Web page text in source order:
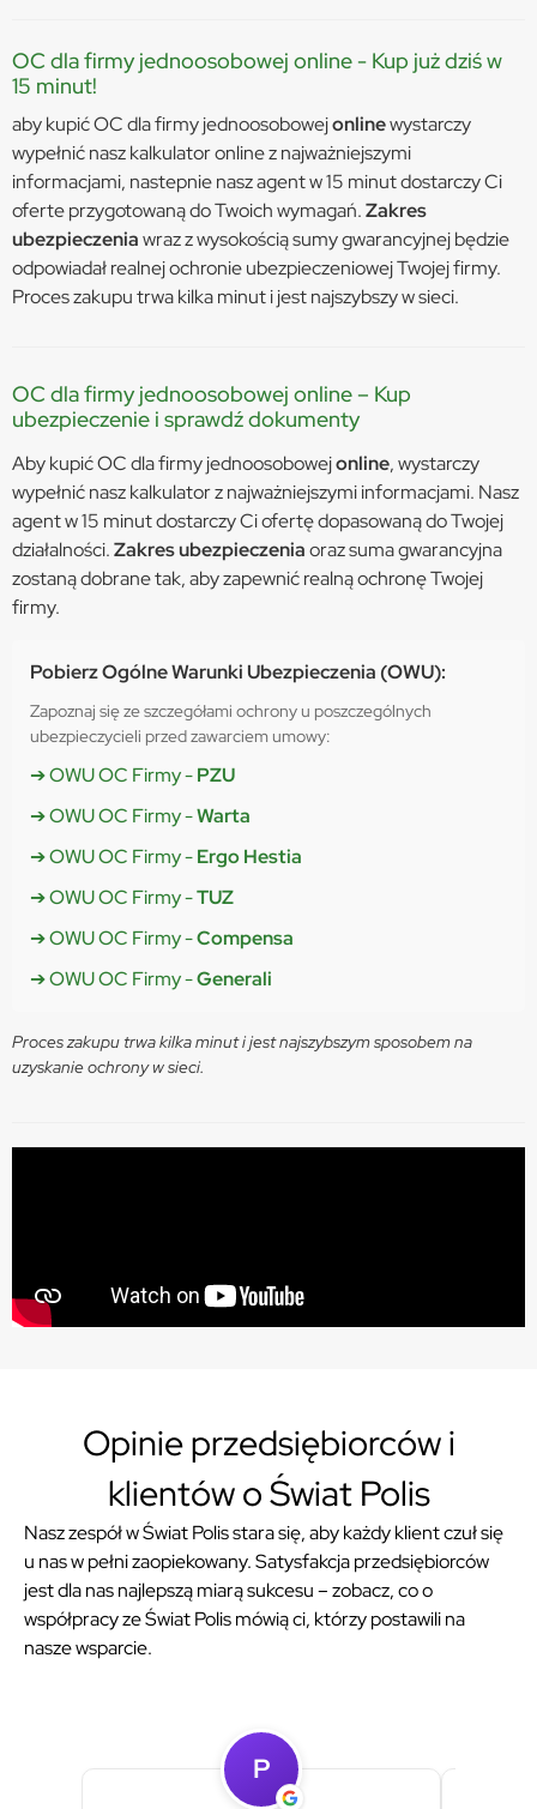
OC dla firmy jednoosobowej online - Kup już dziś w
15 minut!
aby kupić OC dla firmy jednoosobowejonlinewystarczy
wypełnić nasz kalkulator online z najważniejszymi
informacjami, nastepnie nasz agent w 15 minut dostarczy Ci
oferte przygotowaną do Twoich wymagań.Zakres
ubezpieczeniawraz z wysokością sumy gwarancyjnej będzie
odpowiadał realnej ochronie ubezpieczeniowej Twojej firmy.
Proces zakupu trwa kilka minut i jest najszybszy w sieci.
OC dla firmy jednoosobowej online – Kup
ubezpieczenie i sprawdź dokumenty
Aby kupić OC dla firmy jednoosobowejonline, wystarczy
wypełnić nasz kalkulator z najważniejszymi informacjami. Nasz
agent w 15 minut dostarczy Ci ofertę dopasowaną do Twojej
działalności.Zakres ubezpieczeniaoraz suma gwarancyjna
zostaną dobrane tak, aby zapewnić realną ochronę Twojej
firmy.
Pobierz Ogólne Warunki Ubezpieczenia (OWU):
Zapoznaj się ze szczegółami ochrony u poszczególnych
ubezpieczycieli przed zawarciem umowy:
➔ OWU OC Firmy -PZU
➔ OWU OC Firmy -Warta
➔ OWU OC Firmy -Ergo Hestia
➔ OWU OC Firmy -TUZ
➔ OWU OC Firmy -Compensa
➔ OWU OC Firmy -Generali
Proces zakupu trwa kilka minut i jest najszybszym sposobem na
uzyskanie ochrony w sieci.
Opinie przedsiębiorców i
klientów o Świat Polis
Nasz zespół w Świat Polis stara się, aby każdy klient czuł się
u nas w pełni zaopiekowany. Satysfakcja przedsiębiorców
jest dla nas najlepszą miarą sukcesu – zobacz, co o
współpracy ze Świat Polis mówią ci, którzy postawili na
nasze wsparcie.
P